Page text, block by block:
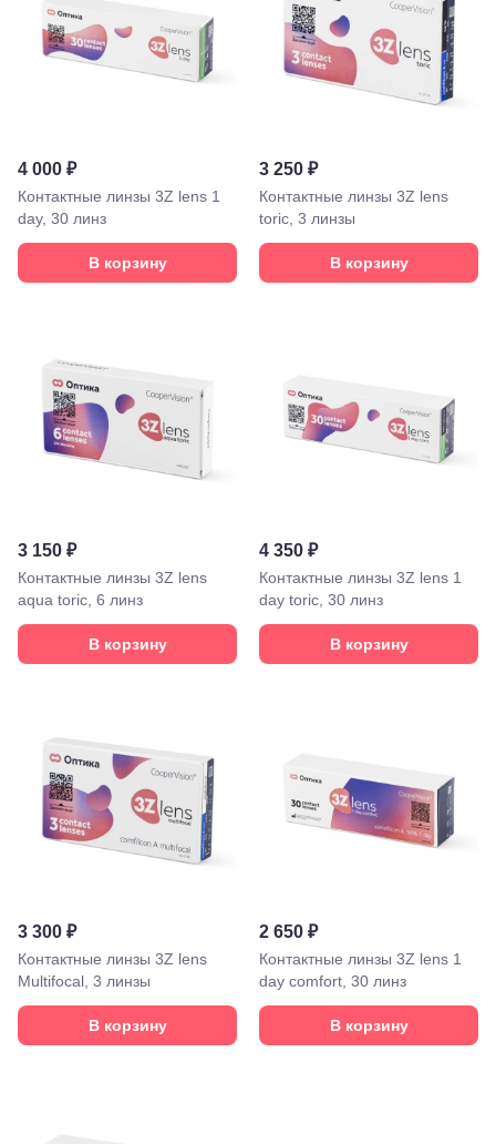
4 000 ₽
Контактные линзы 3Z lens 1
day, 30 линз
В корзину
3 250 ₽
Контактные линзы 3Z lens
toric, 3 линзы
В корзину
3 150 ₽
Контактные линзы 3Z lens
aqua toric, 6 линз
В корзину
4 350 ₽
Контактные линзы 3Z lens 1
day toric, 30 линз
В корзину
3 300 ₽
Контактные линзы 3Z lens
Multifocal, 3 линзы
В корзину
2 650 ₽
Контактные линзы 3Z lens 1
day comfort, 30 линз
В корзину
Краснодар,
18
Краснодар, ул.
Ставропольская,
252
Краснодар,
ул. 40 лет
Уральская,
156
Москва, ТРЦ
м. Киевская,
площадь
ВДНХ, ул.
Бориса
Галушкина,
3
Москва,
м.
Свиблово,
Москва, м.
Академическая, ул.
Новочеремушкинская,
Кисловодская,